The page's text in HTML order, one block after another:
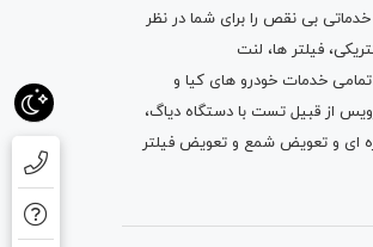
خدماتی بی نقص را برای شما در نظر
، فیلتر ها، لنت
تمامی خدمات خودرو های کیا و
از قبیل تست با دستگاه دیاگ،
ای و تعویض شمع و تعویض فیلتر